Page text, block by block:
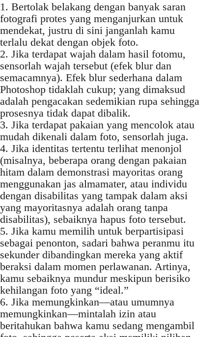
1. Bertolak belakang dengan banyak saran
fotografi protes yang menganjurkan untuk
mendekat, justru di sini janganlah kamu
terlalu dekat dengan objek foto.
2. Jika terdapat wajah dalam hasil fotomu,
sensorlah wajah tersebut (efek blur dan
semacamnya). Efek blur sederhana dalam
Photoshop tidaklah cukup; yang dimaksud
adalah pengacakan sedemikian rupa sehingga
prosesnya tidak dapat dibalik.
3. Jika terdapat pakaian yang mencolok atau
mudah dikenali dalam foto, sensorlah juga.
4. Jika identitas tertentu terlihat menonjol
(misalnya, beberapa orang dengan pakaian
hitam dalam demonstrasi mayoritas orang
menggunakan jas almamater, atau individu
dengan disabilitas yang tampak dalam aksi
yang mayoritasnya adalah orang tanpa
disabilitas), sebaiknya hapus foto tersebut.
5. Jika kamu memilih untuk berpartisipasi
sebagai penonton, sadari bahwa peranmu itu
sekunder dibandingkan mereka yang aktif
beraksi dalam momen perlawanan. Artinya,
kamu sebaiknya mundur meskipun berisiko
kehilangan foto yang “ideal.”
6. Jika memungkinkan—atau umumnya
memungkinkan—mintalah izin atau
beritahukan bahwa kamu sedang mengambil